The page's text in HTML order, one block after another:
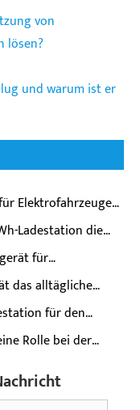
von
lösen?
und warum ist er
Elektrofahrzeuge
aufladen?
Ladestation die
für
Elektrofahrzeuge
das alltägliche
für den
moderner
Rolle bei der